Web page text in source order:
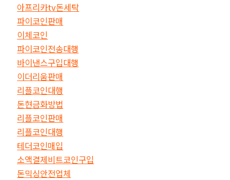
아프리카tv돈세탁
파이코인판매
이체코인
파이코인전송대행
바이낸스구입대행
이더리움판매
리플코인대행
돈현금화방법
리플코인판매
리플코인대행
테더코인매입
소액결제비트코인구입
돈믹싱안전업체